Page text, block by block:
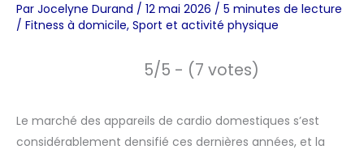
Par Jocelyne Durand / 12 mai 2026 / 5 minutes de lecture
/ Fitness à domicile, Sport et activité physique
5/5 - (7 votes)
Le marché des appareils de cardio domestiques s’est
considérablement densifié ces dernières années, et la